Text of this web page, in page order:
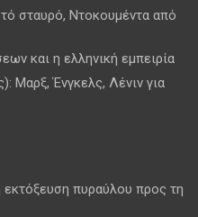
σταυρό, Ντοκουμέντα από
και η ελληνική εμπειρία
Μαρξ, Ένγκελς, Λένιν για
πυραύλου προς τη